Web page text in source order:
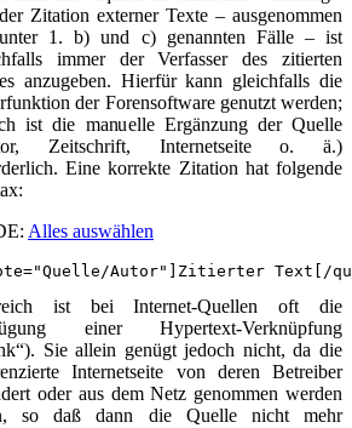
Zitation externer Texte – ausgenommen
1. b) und c) genannten Fälle – ist
immer der Verfasser des zitierten
anzugeben. Hierfür kann gleichfalls die
der Forensoftware genutzt werden;
ist die manuelle Ergänzung der Quelle
Zeitschrift, Internetseite o. ä.)
Eine korrekte Zitation hat folgende
Alles auswählen
Autor"]Zitierter Text[/
ist bei Internet-Quellen oft die
einer Hypertext-Verknüpfung
Sie allein genügt jedoch nicht, da die
Internetseite von deren Betreiber
oder aus dem Netz genommen werden
so daß dann die Quelle nicht mehr